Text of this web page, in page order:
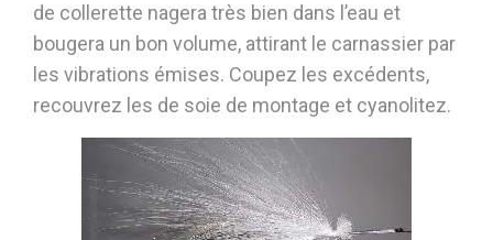
de collerette nagera très bien dans l’eau et
bougera un bon volume, attirant le carnassier par
les vibrations émises. Coupez les excédents,
recouvrez les de soie de montage et cyanolitez.